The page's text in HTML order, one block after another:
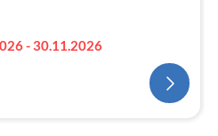
- 30.11.2026